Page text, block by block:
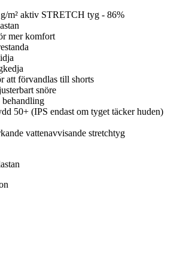
m² aktiv STRETCH tyg - 86%
mer komfort
att förvandlas till shorts
snöre
behandling
50+ (IPS endast om tyget täcker huden)
vattenavvisande stretchtyg